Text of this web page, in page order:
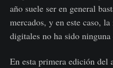
año suele ser en general
mercados, y en este caso,
digitales no ha sido ninguna
En esta primera edición del